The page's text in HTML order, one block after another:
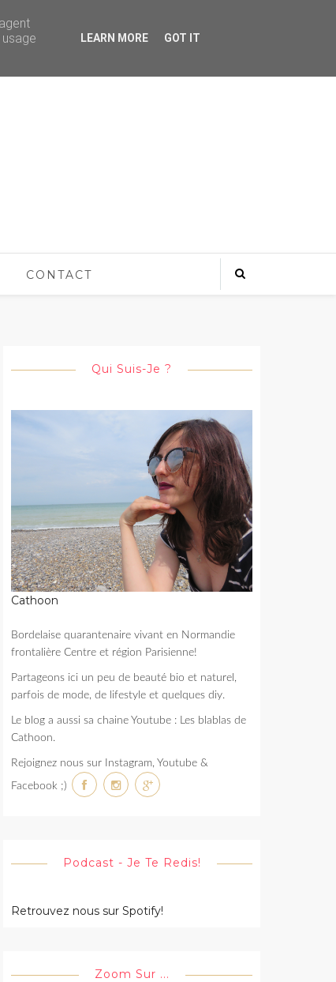
CONTACT
Qui Suis-Je ?
Cathoon
Bordelaise quarantenaire vivant en Normandie
frontalière Centre et région Parisienne!
Partageons ici un peu de beauté bio et naturel,
parfois de mode, de lifestyle et quelques diy.
Le blog a aussi sa chaine Youtube : Les blablas de
Cathoon.
Rejoignez nous sur Instagram, Youtube &
Facebook ;)
Podcast - Je Te Redis!
Retrouvez nous sur Spotify!
Zoom Sur ...
LEARN MORE GOT IT